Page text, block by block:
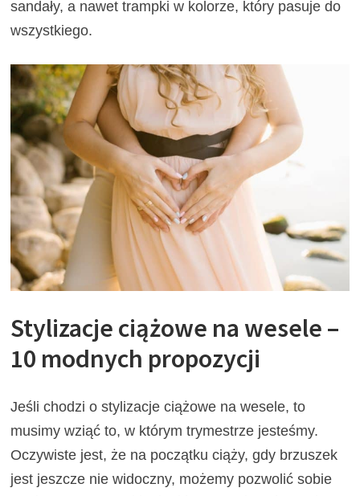
sandały, a nawet trampki w kolorze, który pasuje do
wszystkiego.
Stylizacje ciążowe na wesele –
10 modnych propozycji
Jeśli chodzi o stylizacje ciążowe na wesele, to
musimy wziąć to, w którym trymestrze jesteśmy.
Oczywiste jest, że na początku ciąży, gdy brzuszek
jest jeszcze nie widoczny, możemy pozwolić sobie